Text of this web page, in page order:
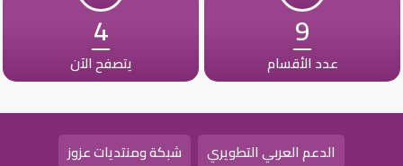
9
عدد الأقسام
4
يتصفح الآن
الدعم العربي التطويري
شبكة ومنتديات عزوز